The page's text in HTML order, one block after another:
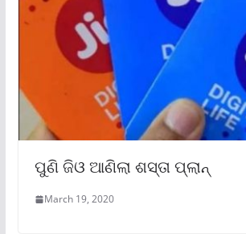
ପୁଣି ଜିଓ ଆଣିଲା ଶସ୍ତା ପ୍ଲାନ୍
March 19, 2020